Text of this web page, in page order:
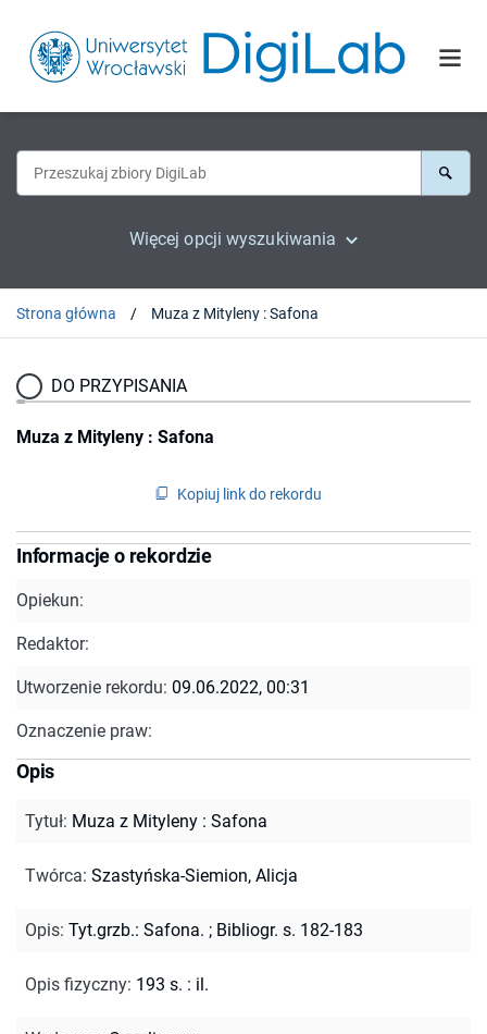
Więcej opcji wyszukiwania
Strona główna Muza z Mityleny : Safona
DO PRZYPISANIA
Muza z Mityleny : Safona
Kopiuj link do rekordu
Informacje o rekordzie
Opiekun:
Redaktor:
Utworzenie rekordu: 09.06.2022, 00:31
Oznaczenie praw:
Opis
Tytuł: Muza z Mityleny : Safona
Twórca: Szastyńska-Siemion, Alicja
Opis: Tyt.grzb.: Safona. ; Bibliogr. s. 182-183
Opis fizyczny: 193 s. : il.